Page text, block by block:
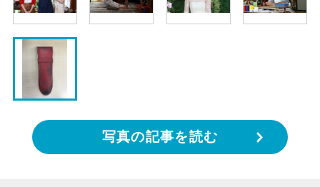
写真の記事を読む